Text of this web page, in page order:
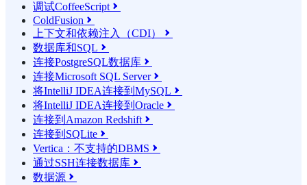
调试CoffeeScript 
ColdFusion 
上下文和依赖注入（CDI） 
数据库和SQL 
连接PostgreSQL数据库 
连接Microsoft SQL Server
将IntelliJ IDEA连接到MySQL 
将IntelliJ IDEA连接到Oracle 
连接到Amazon Redshift 
连接到SQLite 
Vertica：不支持的DBMS 
通过SSH连接数据库 
数据源 